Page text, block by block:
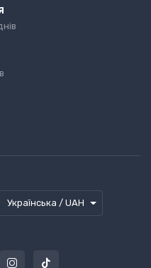
Українська / UAH